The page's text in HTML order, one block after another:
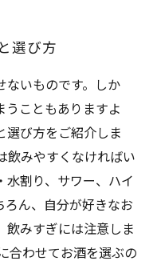
選び方
ないものです。しか
うこともありますよ
選び方をご紹介しま
飲みやすくなければい
水割り、サワー、ハイ
ろん、自分が好きなお
飲みすぎには注意しま
合わせてお酒を選ぶの